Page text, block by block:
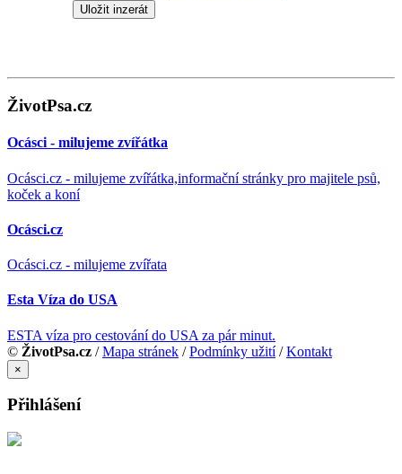
ŽivotPsa.cz
Ocásci - milujeme zvířátka
Ocásci.cz - milujeme zvířátka,informační stránky pro majitele psů,
koček a koní
Ocásci.cz
Ocásci.cz - milujeme zvířata
Esta Víza do USA
ESTA víza pro cestování do USA za pár minut.
© ŽivotPsa.cz /Mapa stránek /Podmínky užití/Kontakt
×
Přihlášení